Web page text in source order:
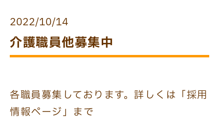
2022/10/14
介護職員他募集中
各職員募集しております。詳しくは「採用
情報ページ」まで